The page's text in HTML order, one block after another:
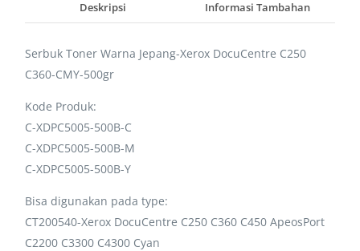
Deskripsi Informasi Tambahan
Serbuk Toner Warna Jepang-Xerox DocuCentre C250
C360-CMY-500gr
Kode Produk:
C-XDPC5005-500B-C
C-XDPC5005-500B-M
C-XDPC5005-500B-Y
Bisa digunakan pada type:
CT200540-Xerox DocuCentre C250 C360 C450 ApeosPort
C2200 C3300 C4300 Cyan